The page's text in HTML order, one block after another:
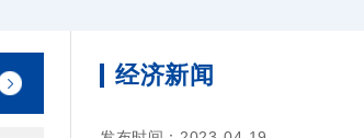
经济新闻